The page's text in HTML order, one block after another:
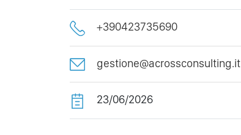
+390423735690
gestione@acrossconsulting.it
23/06/2026